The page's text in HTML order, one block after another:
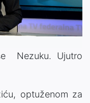
Nezuku. Ujutro
optuženom za